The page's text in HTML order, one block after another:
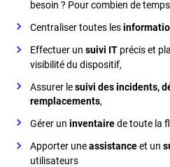
besoin ? Pour combien de
Centraliser toutes les
Effectuer un suivi IT précis et
visibilité du dispositif,
Assurer lesuivi des incidents,
remplacements,
Gérer un inventairede toute la
Apporter uneassistanceet un
utilisateurs